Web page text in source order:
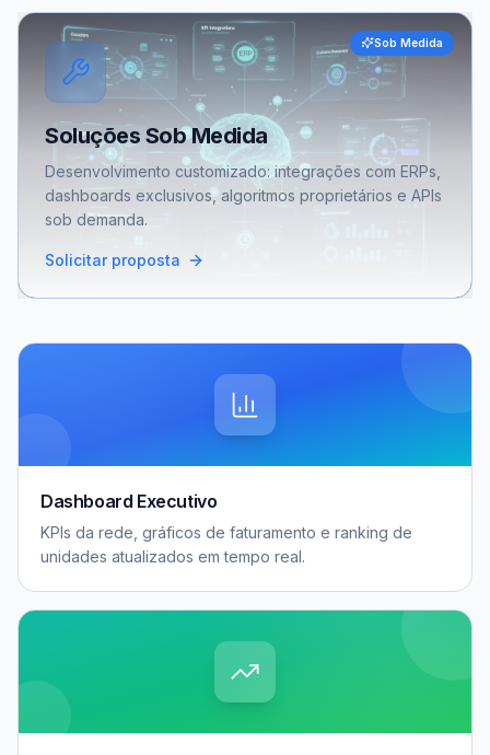
Sob Medida
Soluções Sob Medida
Desenvolvimento customizado: integrações com ERPs,
dashboards exclusivos, algoritmos proprietários e APIs
sob demanda.
Solicitar proposta
Dashboard Executivo
KPIs da rede, gráficos de faturamento e ranking de
unidades atualizados em tempo real.